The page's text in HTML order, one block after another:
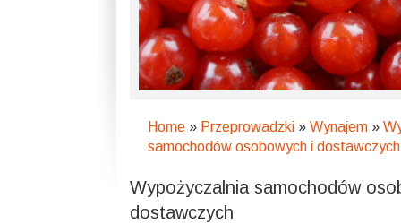
Home » Przeprowadzki » Wynajem »
samochodów osobowych i dostawczych
Wypożyczalnia samochodów
dostawczych